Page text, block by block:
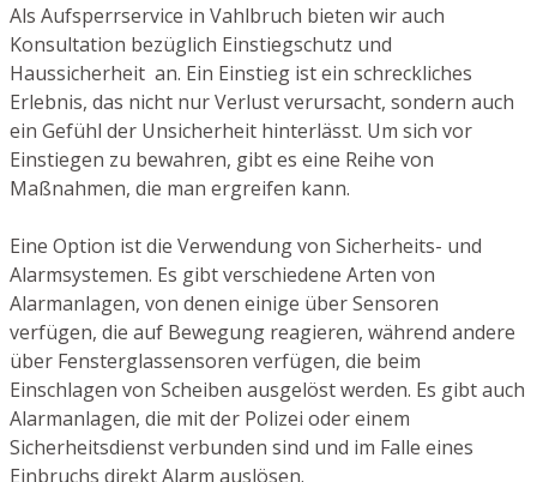
Als Aufsperrservice in Vahlbruch bieten wir auch
Konsultation bezüglich Einstiegschutz und
Haussicherheit an. Ein Einstieg ist ein schreckliches
Erlebnis, das nicht nur Verlust verursacht, sondern auch
ein Gefühl der Unsicherheit hinterlässt. Um sich vor
Einstiegen zu bewahren, gibt es eine Reihe von
Maßnahmen, die man ergreifen kann.
Eine Option ist die Verwendung von Sicherheits- und
Alarmsystemen. Es gibt verschiedene Arten von
Alarmanlagen, von denen einige über Sensoren
verfügen, die auf Bewegung reagieren, während andere
über Fensterglassensoren verfügen, die beim
Einschlagen von Scheiben ausgelöst werden. Es gibt auch
Alarmanlagen, die mit der Polizei oder einem
Sicherheitsdienst verbunden sind und im Falle eines
Einbruchs direkt Alarm auslösen.